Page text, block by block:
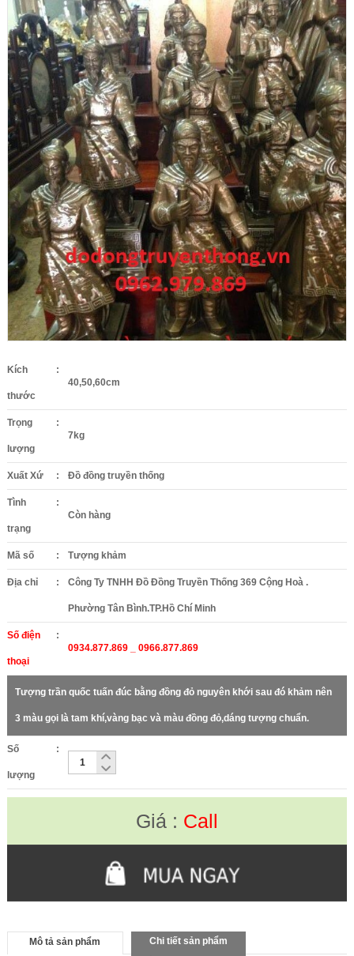
Kích
thước
:
40,50,60cm
Trọng
lượng
:
7kg
Xuất Xứ : Đồ đồng truyền thống
Tình
trạng
:
Còn hàng
Mã số : Tượng khảm
Địa chỉ : Công Ty TNHH Đồ Đồng Truyền Thống 369 Cộng Hoà .
Phường Tân Bình.TP.Hồ Chí Minh
Số điện
thoại
:
0934.877.869 _ 0966.877.869
Tượng trần quốc tuấn đúc bằng đồng đỏ nguyên khới sau đó khảm nên
3 màu gọi là tam khí,vàng bạc và màu đồng đỏ,dáng tượng chuẩn.
Số
lượng
:
Giá : Call
Mô tả sản phẩm
Chi tiết sản phẩm